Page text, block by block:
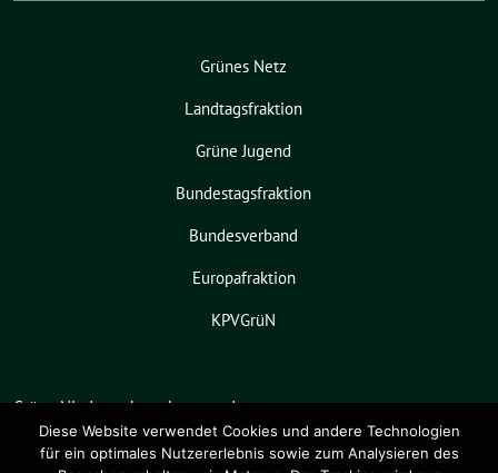
Grünes Netz
Landtagsfraktion
Grüne Jugend
Bundestagsfraktion
Bundesverband
Europafraktion
KPVGrüN
Grüne Niedersachsen benutzt das
freie grüne Themesunflower ‐ ein
Angebot derverdigado eG.
Diese Website verwendet Cookies und andere Technologien
für ein optimales Nutzererlebnis sowie zum Analysieren des